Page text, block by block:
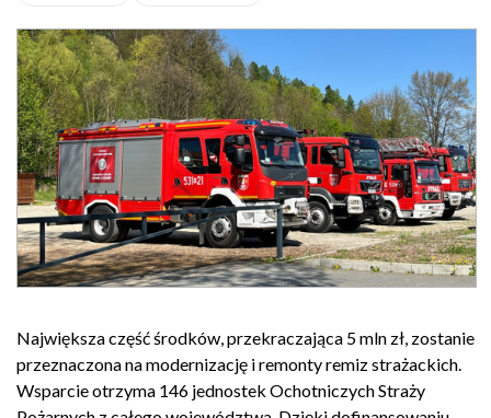
Największa część środków, przekraczająca 5 mln zł, zostanie
przeznaczona na modernizację i remonty remiz strażackich.
Wsparcie otrzyma 146 jednostek Ochotniczych Straży